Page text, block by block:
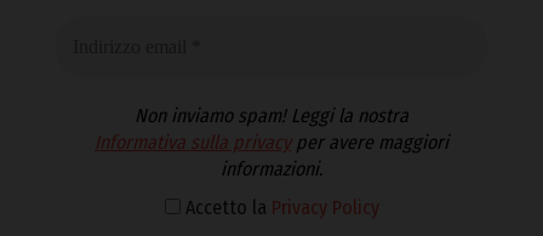
Non inviamo spam! Leggi la nostra
Informativa sulla privacyper avere maggiori
informazioni.
Accetto la Privacy Policy